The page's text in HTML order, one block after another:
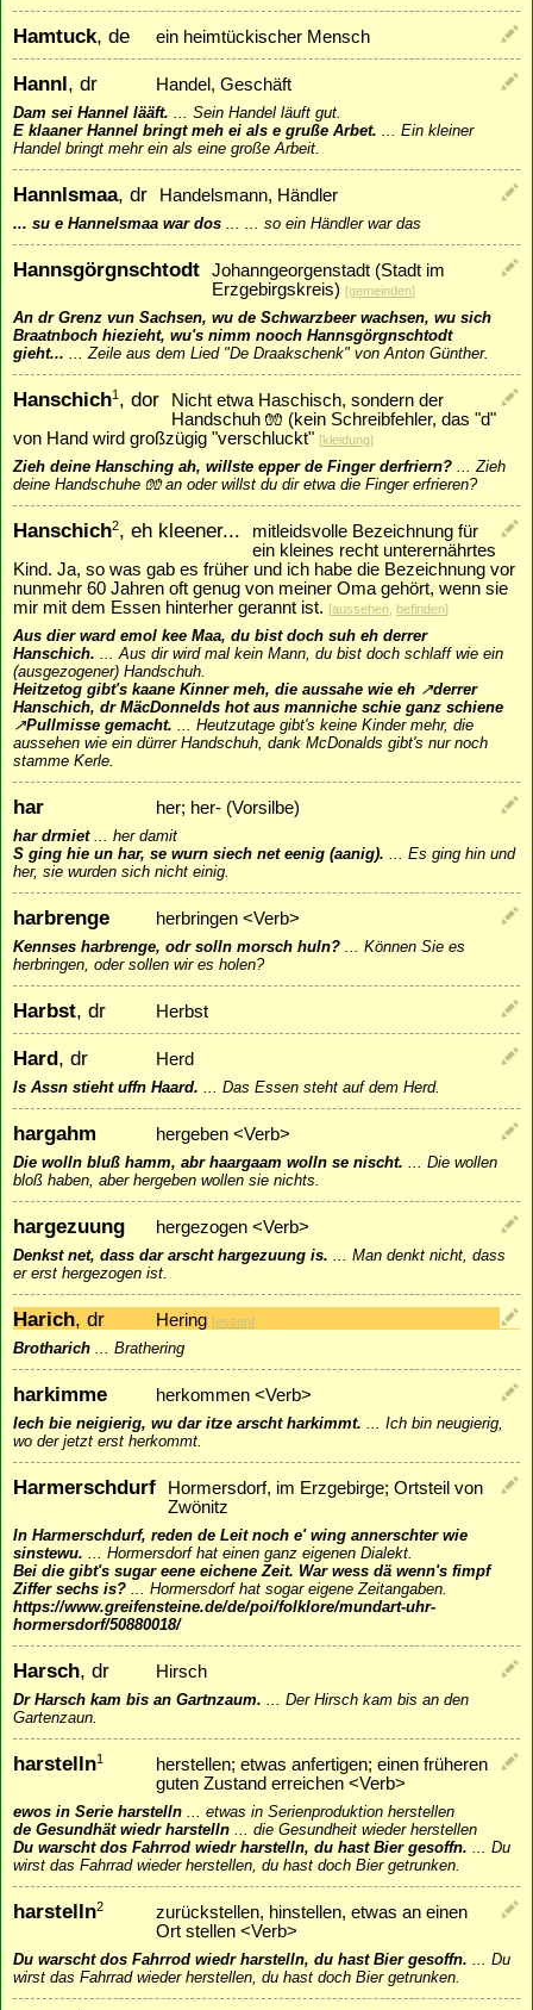
Hamtuck, de ein heimtückischer Mensch
Hannl, dr Handel, Geschäft
Dam sei Hannel lääft. ... Sein Handel läuft gut.
E klaaner Hannel bringt meh ei als e gruße Arbet. ... Ein kleiner
Handel bringt mehr ein als eine große Arbeit.
Hannlsmaa, dr Handelsmann, Händler
... su e Hannelsmaa war dos ... ... so ein Händler war das
Hannsgörgnschtodt
Johanngeorgenstadt (Stadt im
Erzgebirgskreis) [gemeinden]
An dr Grenz vun Sachsen, wu de Schwarzbeer wachsen, wu sich
Braatnboch hiezieht, wu's nimm nooch Hannsgörgnschtodt
gieht... ...Zeile aus dem Lied "De Draakschenk" von Anton Günther.
Hanschich1, dor
Nicht etwa Haschisch, sondern der
Handschuh 🧤 (kein Schreibfehler, das "d"
von Hand wird großzügig "verschluckt" [kleidung]
Zieh deine Hansching ah, willste epper de Finger derfriern? ...Zieh
deine Handschuhe 🧤 an oder willst du dir etwa die Finger erfrieren?
Hanschich2, eh kleener...
mitleidsvolle Bezeichnung für
ein kleines recht unterernährtes
Kind. Ja, so was gab es früher und ich habe die Bezeichnung vor
nunmehr 60 Jahren oft genug von meiner Oma gehört, wenn sie
mir mit dem Essen hinterher gerannt ist. [aussehen befinden]
Aus dier ward emol kee Maa, du bist doch suh eh derrer
Hanschich. ...Aus dir wird mal kein Mann, du bist doch schlaff wie ein
(ausgezogener) Handschuh.
Heitzetog gibt's kaane Kinner meh, die aussahe wie eh ↗derrer
Hanschich, dr MäcDonnelds hot aus manniche schie ganz schiene
↗Pullmisse gemacht. ... Heutzutage gibt's keine Kinder mehr, die
aussehen wie ein dürrer Handschuh, dank McDonalds gibt's nur noch
stamme Kerle.
har her; her- (Vorsilbe)
har drmiet... her damit
S ging hie un har, se wurn siech net eenig (aanig). ... Es ging hin und
her, sie wurden sich nicht einig.
harbrenge herbringen <Verb>
Kennses harbrenge, odr solln morsch huln? ... Können Sie es
herbringen, oder sollen wir es holen?
Harbst, dr Herbst
Hard, dr Herd
Is Assn stieht uffn Haard. ... Das Essen steht auf dem Herd.
hargahm hergeben <Verb>
Die wolln bluß hamm, abr haargaam wolln se nischt. ... Die wollen
bloß haben, aber hergeben wollen sie nichts.
hargezuung hergezogen <Verb>
Denkst net, dass dar arscht hargezuung is. ... Man denkt nicht, dass
er erst hergezogen ist.
Harich, dr Hering [essen]
Brotharich ... Brathering
harkimme herkommen <Verb>
Iech bie neigierig, wu dar itze arscht harkimmt. ... Ich bin neugierig,
wo der jetzt erst herkommt.
Harmerschdurf
Hormersdorf, im Erzgebirge; Ortsteil von
Zwönitz
In Harmerschdurf, reden de Leit noch e' wing annerschter wie
sinstewu. ... Hormersdorf hat einen ganz eigenen Dialekt.
Bei die gibt's sugar eene eichene Zeit. War wess dä wenn's fimpf
Ziffer sechs is? ... Hormersdorf hat sogar eigene Zeitangaben.
https://www.greifensteine.de/de/poi/folklore/mundart-uhr-
hormersdorf/50880018/
Harsch, dr Hirsch
Dr Harsch kam bis an Gartnzaum. ... Der Hirsch kam bis an den
Gartenzaun.
harstelln1
herstellen; etwas anfertigen; einen früheren
guten Zustand erreichen <Verb>
ewos in Serie harstelln ... etwas in Serienproduktion herstellen
de Gesundhät wiedr harstelln ... die Gesundheit wieder herstellen
Du warscht dos Fahrrod wiedr harstelln, du hast Bier gesoffn. ... Du
wirst das Fahrrad wieder herstellen, du hast doch Bier getrunken.
harstelln2
zurückstellen, hinstellen, etwas an einen
Ort stellen <Verb>
Du warscht dos Fahrrod wiedr harstelln, du hast Bier gesoffn. ... Du
wirst das Fahrrad wieder herstellen, du hast doch Bier getrunken.